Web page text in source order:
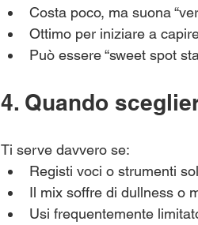
Costa poco, ma suona
Ottimo per iniziare a
Può essere “sweet spot
4. Quando
Ti serve davvero se:
Registi voci o strumenti
Il mix soffre di dullness o
Usi frequentemente